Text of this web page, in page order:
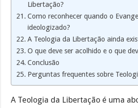
Libertação?
Como reconhecer quando o
ideologizado?
A Teologia da Libertação ainda
O que deve ser acolhido e o que
Conclusão
Perguntas frequentes sobre
A Teologia da Libertação é uma